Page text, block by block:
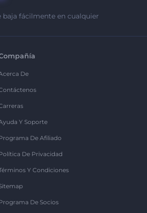
baja fácilmente en cualquier
De
Y Soporte
De Afiliado
De Privacidad
Y Condiciones
De Socios